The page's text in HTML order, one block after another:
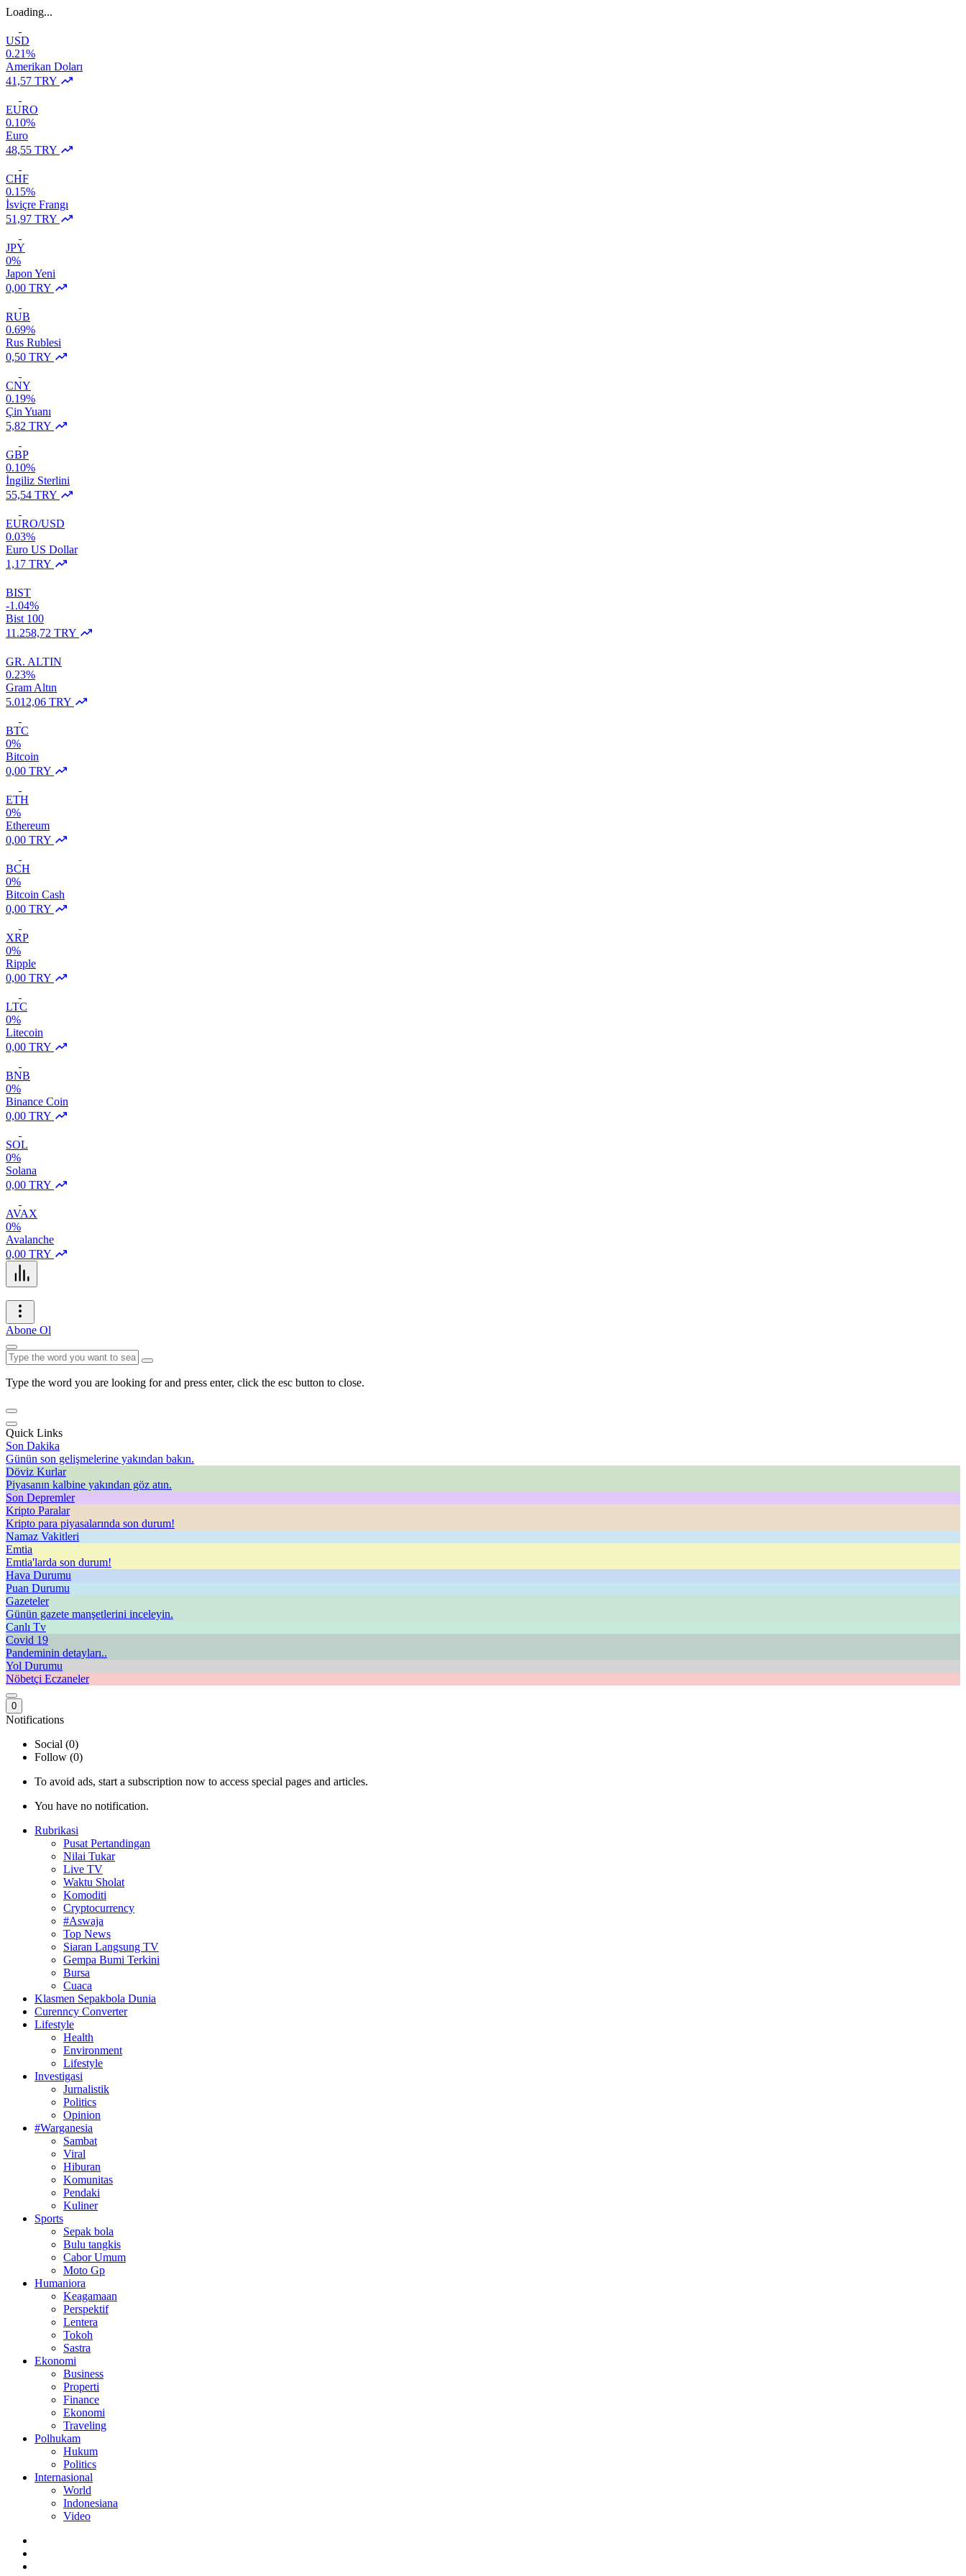
Loading...
USD
0.21%
Amerikan Doları
41,57 TRY
EURO
0.10%
Euro
48,55 TRY
CHF
0.15%
İsviçre Frangı
51,97 TRY
JPY
0%
Japon Yeni
0,00 TRY
RUB
0.69%
Rus Rublesi
0,50 TRY
CNY
0.19%
Çin Yuanı
5,82 TRY
GBP
0.10%
İngiliz Sterlini
55,54 TRY
EURO/USD
0.03%
Euro US Dollar
1,17 TRY
BIST
-1.04%
Bist 100
11.258,72 TRY
GR. ALTIN
0.23%
Gram Altın
5.012,06 TRY
BTC
0%
Bitcoin
0,00 TRY
ETH
0%
Ethereum
0,00 TRY
BCH
0%
Bitcoin Cash
0,00 TRY
XRP
0%
Ripple
0,00 TRY
LTC
0%
Litecoin
0,00 TRY
BNB
0%
Binance Coin
0,00 TRY
SOL
0%
Solana
0,00 TRY
AVAX
0%
Avalanche
0,00 TRY
Abone Ol
Type the word you are looking for and press enter, click the esc button to close.
Quick Links
Son Dakika
Günün son gelişmelerine yakından bakın.
Döviz Kurlar
Piyasanın kalbine yakından göz atın.
Son Depremler
Kripto Paralar
Kripto para piyasalarında son durum!
Namaz Vakitleri
Emtia
Emtia'larda son durum!
Hava Durumu
Puan Durumu
Gazeteler
Günün gazete manşetlerini inceleyin.
Canlı Tv
Covid 19
Pandeminin detayları..
Yol Durumu
Nöbetçi Eczaneler
0
Notifications
Social (0)
Follow (0)
To avoid ads, start a subscription now to access special pages and articles.
You have no notification.
Rubrikasi
Pusat Pertandingan
Nilai Tukar
Live TV
Waktu Sholat
Komoditi
Cryptocurrency
#Aswaja
Top News
Siaran Langsung TV
Gempa Bumi Terkini
Bursa
Cuaca
Klasmen Sepakbola Dunia
Curenncy Converter
Lifestyle
Health
Environment
Lifestyle
Investigasi
Jurnalistik
Politics
Opinion
#Warganesia
Sambat
Viral
Hiburan
Komunitas
Pendaki
Kuliner
Sports
Sepak bola
Bulu tangkis
Cabor Umum
Moto Gp
Humaniora
Keagamaan
Perspektif
Lentera
Tokoh
Sastra
Ekonomi
Business
Properti
Finance
Ekonomi
Traveling
Polhukam
Hukum
Politics
Internasional
World
Indonesiana
Video